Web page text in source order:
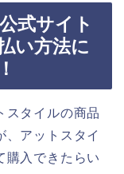
式サイト
い方法に
スタイルの商品
、アットスタイ
購入できたらい